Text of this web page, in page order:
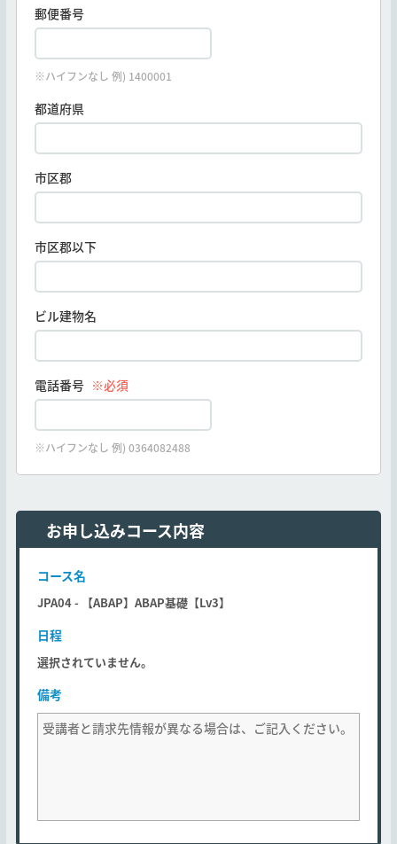
郵便番号
※ハイフンなし 例) 1400001
都道府県
市区郡
市区郡以下
ビル建物名
電話番号 ※必須
※ハイフンなし 例) 0364082488
お申し込みコース内容
コース名
JPA04 - 【ABAP】ABAP基礎【Lv3】
日程
選択されていません。
備考